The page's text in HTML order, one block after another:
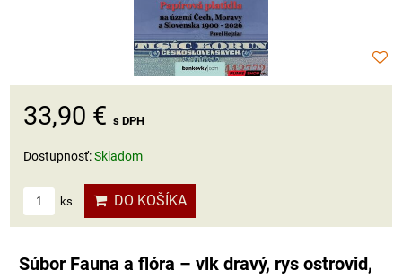
33,90 € s DPH
Dostupnosť:Skladom
ks DO KOŠÍKA
Súbor Fauna a flóra – vlk dravý, rys ostrovid,